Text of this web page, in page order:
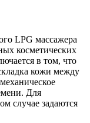
LPG массажера
косметических
в том, что
кожи между
Для
случае задаются